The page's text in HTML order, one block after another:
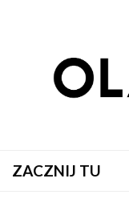
ZACZNIJ TU